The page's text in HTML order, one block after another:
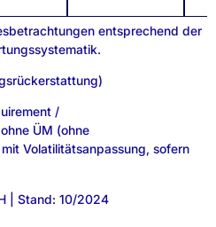
entsprechend der
/
ÜM (ohne
Volatilitätsanpassung, sofern
| Stand: 10/2024